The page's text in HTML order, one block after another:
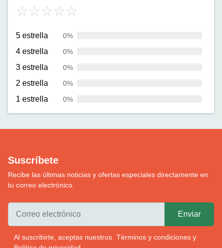
5 estrella 0%
4 estrella 0%
3 estrella 0%
2 estrella 0%
1 estrella 0%
Suscríbete
Recibe las últimas noticias y ofertas especiales directamente en
tu correo electrónico.
Al suscribirte, aceptas nuestros Términos y condiciones y